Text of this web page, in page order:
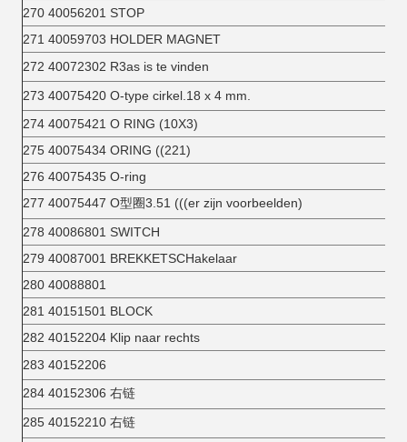
270 40056201 STOP
271 40059703 HOLDER MAGNET
272 40072302 R3as is te vinden
273 40075420 O-type cirkel.18 x 4 mm.
274 40075421 O RING (10X3)
275 40075434 ORING ((221)
276 40075435 O-ring
277 40075447 O型圈3.51 (((er zijn voorbeelden)
278 40086801 SWITCH
279 40087001 BREKKETSCHakelaar
280 40088801
281 40151501 BLOCK
282 40152204 Klip naar rechts
283 40152206
284 40152306 右链
285 40152210 右链